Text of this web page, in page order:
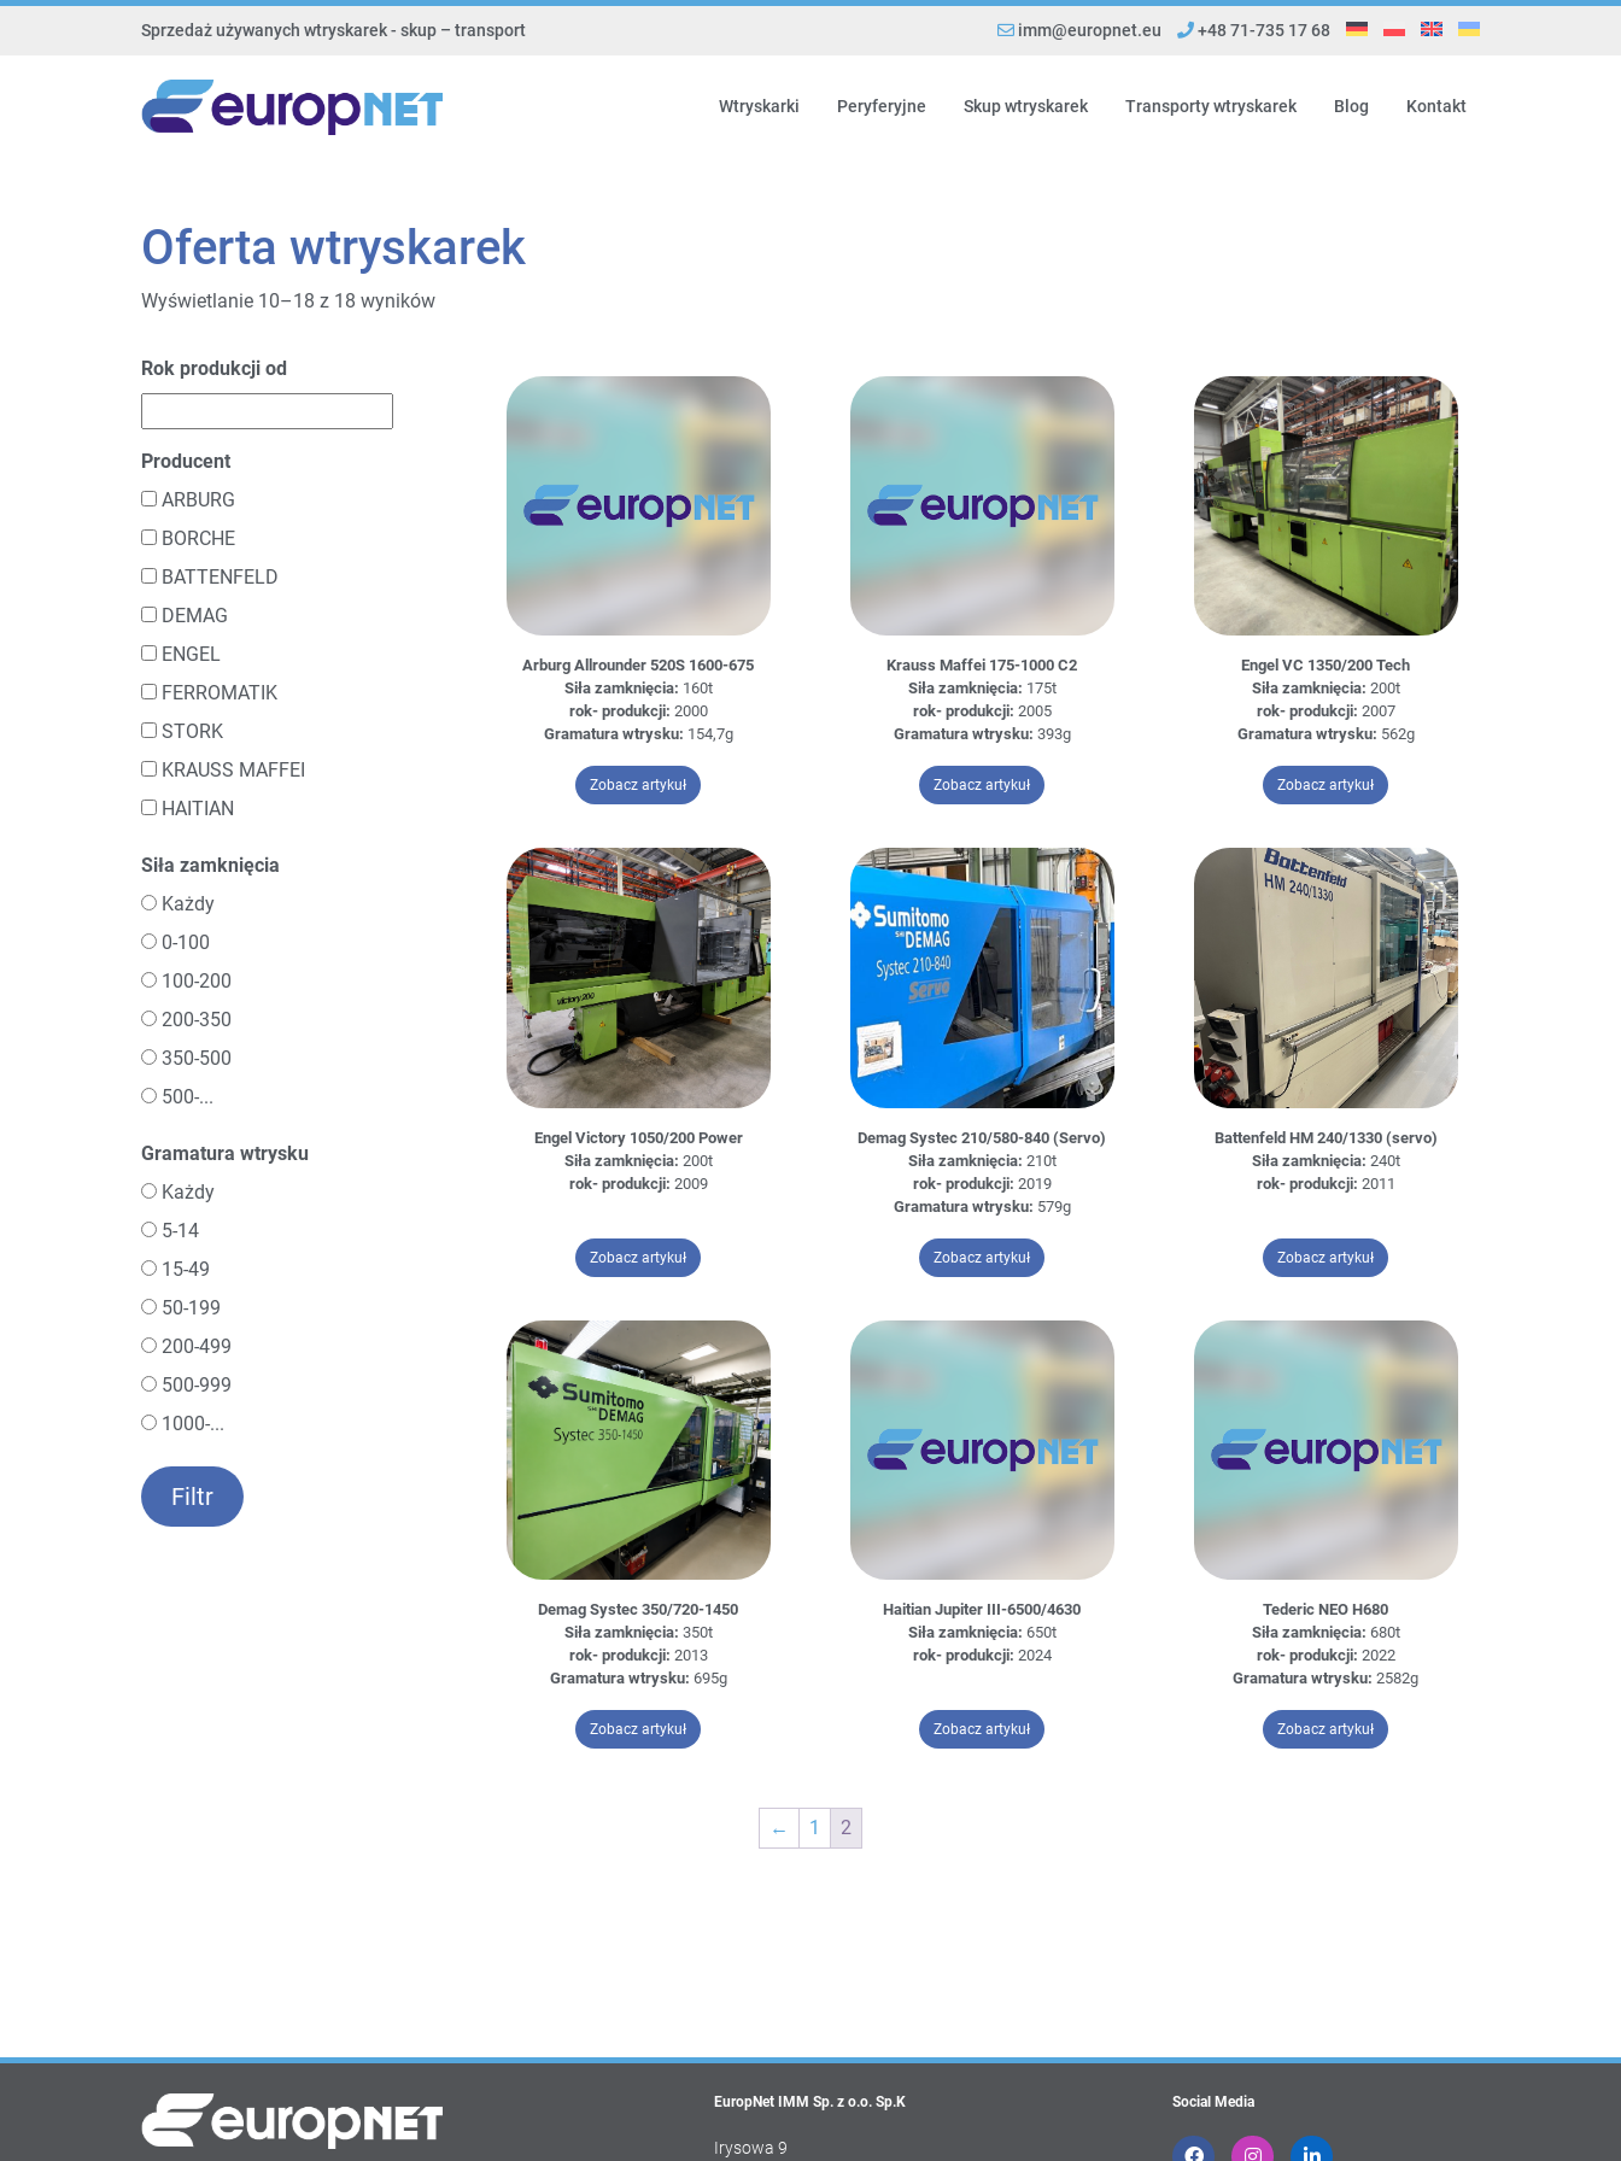
Sprzedaż używanych wtryskarek - skup – transport imm@europnet.eu +48 71-735 17 68
Wtryskarki Peryferyjne Skup wtryskarek Transporty wtryskarek Blog Kontakt
Oferta wtryskarek
Wyświetlanie 10–18 z 18 wyników
Rok produkcji od
Producent
ARBURG
BORCHE
BATTENFELD
DEMAG
ENGEL
FERROMATIK
STORK
KRAUSS MAFFEI
HAITIAN
Siła zamknięcia
Każdy
0-100
100-200
200-350
350-500
500-...
Gramatura wtrysku
Każdy
5-14
15-49
50-199
200-499
500-999
1000-...
Filtr
Arburg Allrounder 520S 1600-675
Siła zamknięcia: 160t
rok- produkcji: 2000
Gramatura wtrysku: 154,7g
Zobacz artykuł– Arburg Allrounder 520S 1600-675
Krauss Maffei 175-1000 C2
Siła zamknięcia: 175t
rok- produkcji: 2005
Gramatura wtrysku: 393g
Zobacz artykuł– Krauss Maffei 175-1000 C2
Engel VC 1350/200 Tech
Siła zamknięcia: 200t
rok- produkcji: 2007
Gramatura wtrysku: 562g
Zobacz artykuł– Engel VC 1350/200 Tech
Engel Victory 1050/200 Power
Siła zamknięcia: 200t
rok- produkcji: 2009
Zobacz artykuł– Engel Victory 1050/200 Power
Demag Systec 210/580-840 (Servo)
Siła zamknięcia: 210t
rok- produkcji: 2019
Gramatura wtrysku: 579g
Zobacz artykuł– Demag Systec 210/580-840 (Servo)
Battenfeld HM 240/1330 (servo)
Siła zamknięcia: 240t
rok- produkcji: 2011
Zobacz artykuł– Battenfeld HM 240/1330 (servo)
Demag Systec 350/720-1450
Siła zamknięcia: 350t
rok- produkcji: 2013
Gramatura wtrysku: 695g
Zobacz artykuł– Demag Systec 350/720-1450
Haitian Jupiter III-6500/4630
Siła zamknięcia: 650t
rok- produkcji: 2024
Zobacz artykuł– Haitian Jupiter III-6500/4630
Tederic NEO H680
Siła zamknięcia: 680t
rok- produkcji: 2022
Gramatura wtrysku: 2582g
Zobacz artykuł– Tederic NEO H680
← 1 2
EuropNet IMM Sp. z o.o. Sp.K
Irysowa 9
Social Media